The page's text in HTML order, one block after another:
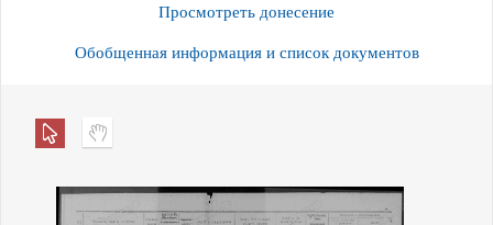
Просмотреть донесение
Обобщенная информация и список документов